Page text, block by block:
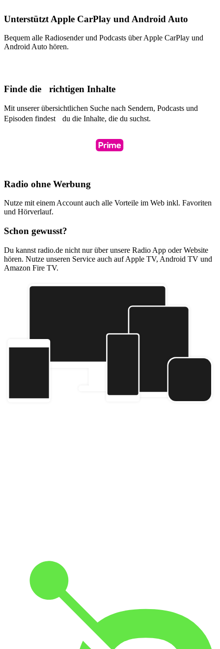
Unterstützt Apple CarPlay und Android Auto
Bequem alle Radiosender und Podcasts über Apple CarPlay und
Android Auto hören.
Finde die richtigen Inhalte
Mit unserer übersichtlichen Suche nach Sendern, Podcasts und
Episoden findest du die Inhalte, die du suchst.
Radio ohne Werbung
Nutze mit einem Account auch alle Vorteile im Web inkl. Favoriten
und Hörverlauf.
Schon gewusst?
Du kannst radio.de nicht nur über unsere Radio App oder Website
hören. Nutze unseren Service auch auf Apple TV, Android TV und
Amazon Fire TV.